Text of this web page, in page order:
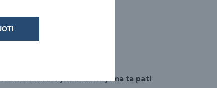
šioms serijoms naudojama ta pati